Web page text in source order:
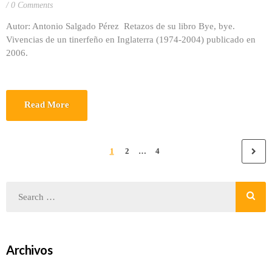
0 Comments
Autor: Antonio Salgado Pérez Retazos de su libro Bye, bye.
Vivencias de un tinerfeño en Inglaterra (1974-2004) publicado en
2006.
Read More
1 2 … 4
Archivos